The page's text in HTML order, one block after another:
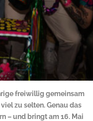
freiwillig gemeinsam
zu selten. Genau das
– und bringt am 16. Mai